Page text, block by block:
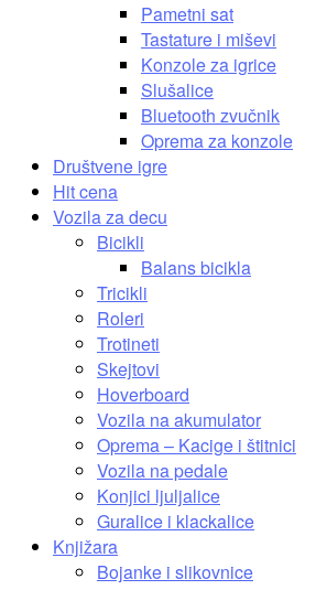
Pametni sat
Tastature i miševi
Konzole za igrice
Slušalice
Bluetooth zvučnik
Oprema za konzole
Društvene igre
Hit cena
Vozila za decu
Bicikli
Balans bicikla
Tricikli
Roleri
Trotineti
Skejtovi
Hoverboard
Vozila na akumulator
Oprema – Kacige i štitnici
Vozila na pedale
Konjici ljuljalice
Guralice i klackalice
Knjižara
Bojanke i slikovnice